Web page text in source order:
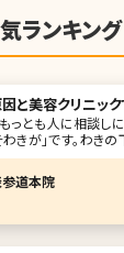
ランキング
と美容クリニッ
っとも人に相談し
きが」です。わき
う）と呼ばれる症
ています。 ここで
治療方法を詳しく説明し
参道本院